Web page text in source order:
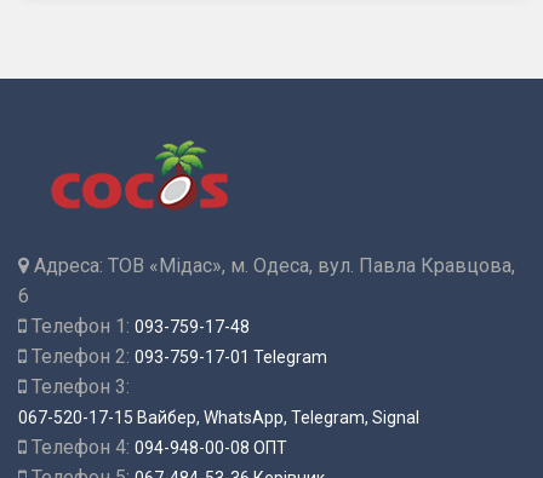
Адреса: ТОВ «Мідас», м. Одеса, вул. Павла Кравцова,
6
Телефон 1: 093-759-17-48
Телефон 2: 093-759-17-01 Telegram
Телефон 3:
067-520-17-15 Вайбер, WhatsApp, Telegram, Signal
Телефон 4: 094-948-00-08 ОПТ